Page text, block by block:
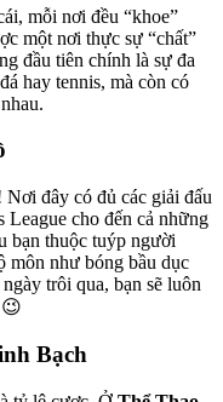
mỗi nơi đều “khoe”
một nơi thực sự “chất”
đầu tiên chính là sự đa
hay tennis, mà còn có
đây có đủ các giải đấu
cho đến cả những
bạn thuộc tuýp người
môn như bóng bầu dục
trôi qua, bạn sẽ luôn
Bạch